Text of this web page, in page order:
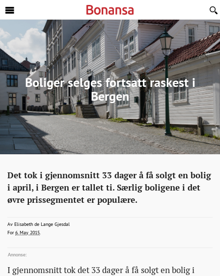
Boliger selges fortsatt raskest i
Bergen
Eiendom
http://bonansa.no/artikkel/boliger-
selges-
fortsatt-
i-
bergen/
Det tok i gjennomsnitt 33 dager å få solgt en bolig
i april, i Bergen er tallet ti. Særlig boligene i det
øvre prissegmentet er populære.
Av Elisabeth de Lange Gjesdal
2015-05-06T11:57:24+00:00
2015-05-06T11:57:24+00:00
2015-05-06T12:16:29+00:00
For6. May 2015
I gjennomsnitt tok det 33 dager å få solgt en bolig i